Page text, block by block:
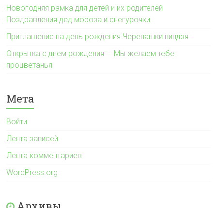
Новогодняя рамка для детей и их родителей
Поздравления дед мороза и снегурочки
Приглашение на день рождения Черепашки ниндзя
Открытка с днем рождения — Мы желаем тебе
процветанья
Мета
Войти
Лента записей
Лента комментариев
WordPress.org